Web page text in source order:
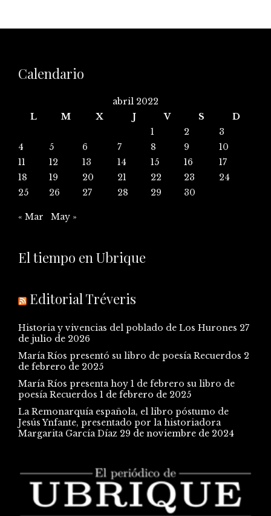
Calendario
abril 2022
L
M X J V S
D
1
2
3
4
5 6 7 8 9
10
11
12 13 14 15 16
17
18
19 20 21 22 23
24
25
26 27 28 29 30
« Mar May »
El tiempo en Ubrique
Editorial Tréveris
Historia y vivencias del poblado de Los Hurones 27
de julio de 2026
María Ríos presentó su libro de poesía Recuerdos 2
de febrero de 2025
María Ríos presenta hoy 1 de febrero su libro de
poesía Recuerdos 1 de febrero de 2025
La Remonarquía española, el libro póstumo de
Jesús Ynfante, presentado por la historiadora
Margarita García Díaz 29 de noviembre de 2024